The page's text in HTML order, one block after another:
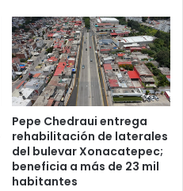
Pepe Chedraui entrega
rehabilitación de laterales
del bulevar Xonacatepec;
beneficia a más de 23 mil
habitantes